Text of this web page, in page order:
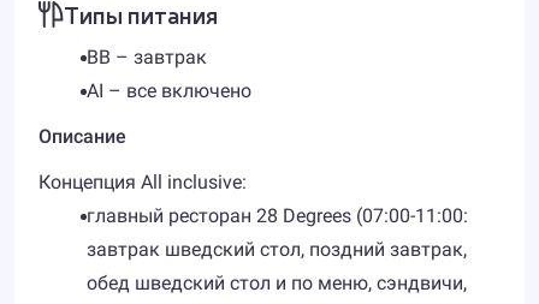
Типы питания
BB – завтрак
AI – все включено
Описание
Концепция All inclusive:
главный ресторан 28 Degrees (07:00-11:00:
завтрак шведский стол, поздний завтрак,
обед шведский стол и по меню, сэндвичи,